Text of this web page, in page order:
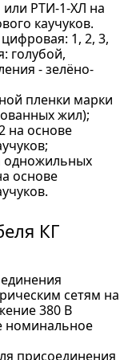
РТИ-1-ХЛ на
каучуков.
1, 2, 3,
голубой,
- зелёно-
пленки марки
жил);
на основе
одножильных
основе
КГ
сетям на
380 В
номинальное
присоединения